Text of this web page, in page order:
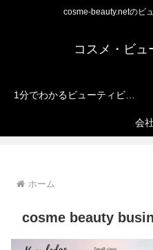
cosme-beauty.netのビ
コスメ・ビュ
1分でわかるビューティビジネス
会
ホーム
cosme beauty